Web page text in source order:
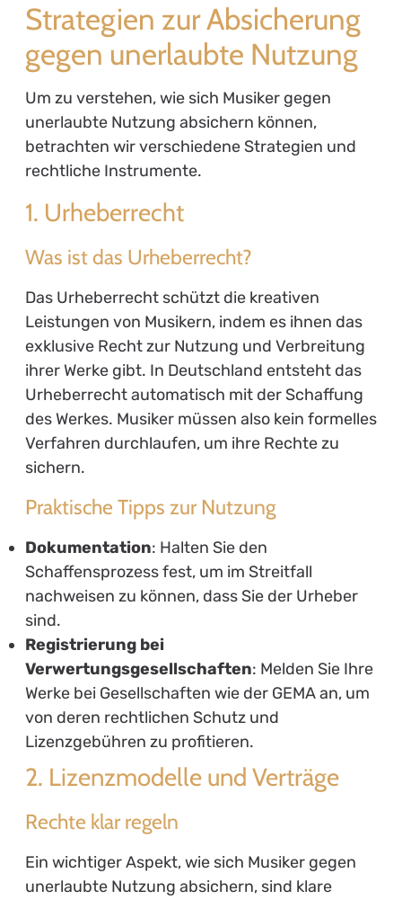
Strategien zur Absicherung
gegen unerlaubte Nutzung
Um zu verstehen, wie sich Musiker gegen
unerlaubte Nutzung absichern können,
betrachten wir verschiedene Strategien und
rechtliche Instrumente.
1. Urheberrecht
Was ist das Urheberrecht?
Das Urheberrecht schützt die kreativen
Leistungen von Musikern, indem es ihnen das
exklusive Recht zur Nutzung und Verbreitung
ihrer Werke gibt. In Deutschland entsteht das
Urheberrecht automatisch mit der Schaffung
des Werkes. Musiker müssen also kein formelles
Verfahren durchlaufen, um ihre Rechte zu
sichern.
Praktische Tipps zur Nutzung
Dokumentation: Halten Sie den
Schaffensprozess fest, um im Streitfall
nachweisen zu können, dass Sie der Urheber
sind.
Registrierung bei
Verwertungsgesellschaften: Melden Sie Ihre
Werke bei Gesellschaften wie der GEMA an, um
von deren rechtlichen Schutz und
Lizenzgebühren zu profitieren.
2. Lizenzmodelle und Verträge
Rechte klar regeln
Ein wichtiger Aspekt, wie sich Musiker gegen
unerlaubte Nutzung absichern, sind klare